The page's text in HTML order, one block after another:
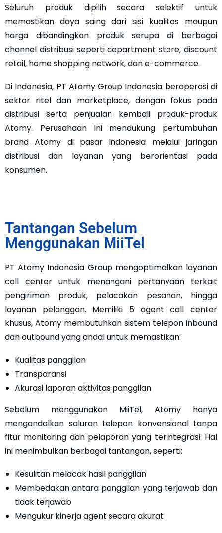
Seluruh produk dipilih secara selektif untuk
memastikan daya saing dari sisi kualitas maupun
harga dibandingkan produk serupa di berbagai
channel distribusi seperti department store, discount
retail, home shopping network, dan e-commerce.
Di Indonesia, PT Atomy Group Indonesia beroperasi di
sektor ritel dan marketplace, dengan fokus pada
distribusi serta penjualan kembali produk-produk
Atomy. Perusahaan ini mendukung pertumbuhan
brand Atomy di pasar Indonesia melalui jaringan
distribusi dan layanan yang berorientasi pada
konsumen.
Tantangan Sebelum
Menggunakan MiiTel
PT Atomy Indonesia Group mengoptimalkan layanan
call center untuk menangani pertanyaan terkait
pengiriman produk, pelacakan pesanan, hingga
layanan pelanggan. Memiliki 5 agent call center
khusus, Atomy membutuhkan sistem telepon inbound
dan outbound yang andal untuk memastikan:
Kualitas panggilan
Transparansi
Akurasi laporan aktivitas panggilan
Sebelum menggunakan MiiTel, Atomy hanya
mengandalkan saluran telepon konvensional tanpa
fitur monitoring dan pelaporan yang terintegrasi. Hal
ini menimbulkan berbagai tantangan, seperti:
Kesulitan melacak hasil panggilan
Membedakan antara panggilan yang terjawab dan
tidak terjawab
Mengukur kinerja agent secara akurat